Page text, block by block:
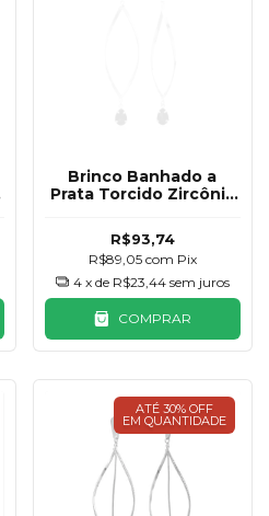
Brinco Banhado a
Prata Torcido Zircônia
R$93,74
R$89,05 com Pix
4 x de R$23,44 sem juros
COMPRAR
ATÉ 30% OFF
EM QUANTIDADE